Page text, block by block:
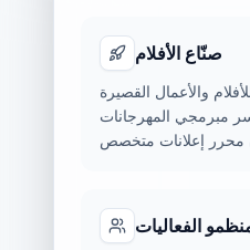
صنّاع الأفلام
والأعمال القصيرة
مبرمجي المهرجانات
الفعاليات